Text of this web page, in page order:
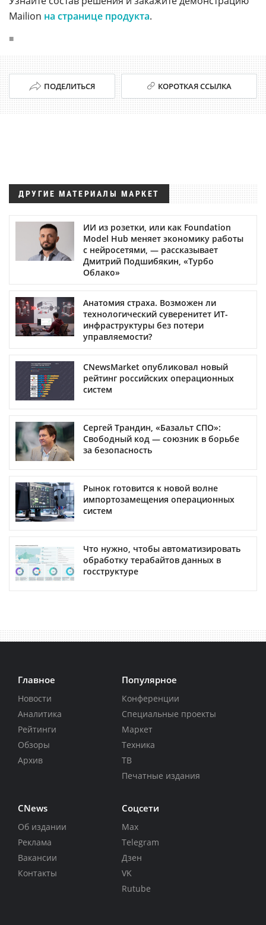
Mailion на странице продукта.
■
ПОДЕЛИТЬСЯ КОРОТКАЯ ССЫЛКА
ДРУГИЕ МАТЕРИАЛЫ МАРКЕТ
ИИ из розетки, или как Foundation
Model Hub меняет экономику работы
с нейросетями, — рассказывает
Дмитрий Подшибякин, «Турбо
Облако»
Анатомия страха. Возможен ли
технологический суверенитет ИТ-
инфраструктуры без потери
управляемости?
CNewsMarket опубликовал новый
рейтинг российских операционных
систем
Сергей Трандин, «Базальт СПО»:
Свободный код — союзник в борьбе
за безопасность
Рынок готовится к новой волне
импортозамещения операционных
систем
Что нужно, чтобы автоматизировать
обработку терабайтов данных в
госструктуре
Главное
Новости
Аналитика
Рейтинги
Обзоры
Архив
Популярное
Конференции
Специальные проекты
Маркет
Техника
ТВ
Печатные издания
CNews
Об издании
Реклама
Вакансии
Контакты
Соцсети
Max
Telegram
Дзен
VK
Rutube